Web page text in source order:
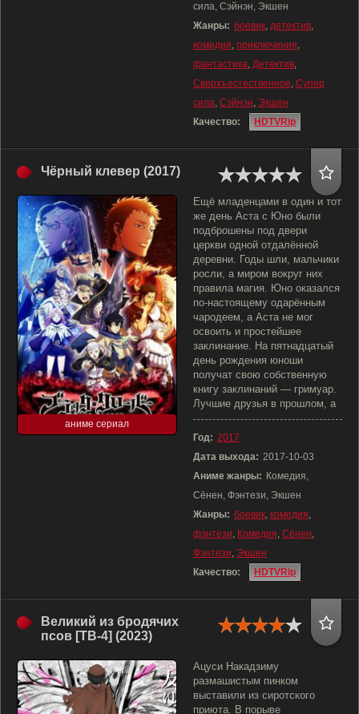
сила, Сэйнэн, Экшен
Жанры: боевик, детектив,
комедия, приключения,
фантастика, Детектив,
Сверхъестественное, Супер
сила, Сэйнэн, Экшен
Качество:
HDTVRip
Чёрный клевер (2017)
аниме сериал
Ещё младенцами в один и тот
же день Аста с Юно были
подброшены под двери
церкви одной отдалённой
деревни. Годы шли, мальчики
росли, а миром вокруг них
правила магия. Юно оказался
по-настоящему одарённым
чародеем, а Аста не мог
освоить и простейшее
заклинание. На пятнадцатый
день рождения юноши
получат свою собственную
книгу заклинаний — гримуар.
Лучшие друзья в прошлом, а
Год: 2017
Дата выхода: 2017-10-03
Аниме жанры: Комедия,
Сёнен, Фэнтези, Экшен
Жанры: боевик, комедия,
фэнтези, Комедия, Сёнен,
Фэнтези, Экшен
Качество:
HDTVRip
Великий из бродячих
псов [ТВ-4] (2023)
Ацуси Накадзиму
размашистым пинком
выставили из сиротского
приюта. В порыве